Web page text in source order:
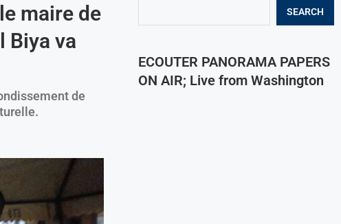
maire de
Biya va
de
SEARCH
ECOUTER PANORAMA PAPERS
ON AIR; Live from Washington